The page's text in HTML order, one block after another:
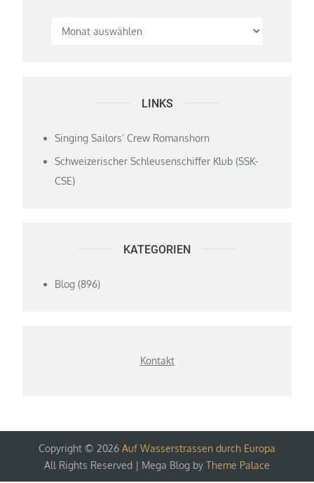
LINKS
Singing Sailors‘ Crew Romanshorn
Schweizerischer Schleusenschiffer Klub (SSK-
CSE)
KATEGORIEN
Blog (896)
Kontakt
Copyright © 2026 Auf Wasserstrassen durch Europa
All Rights Reserved | Mega Blog by Theme Palace